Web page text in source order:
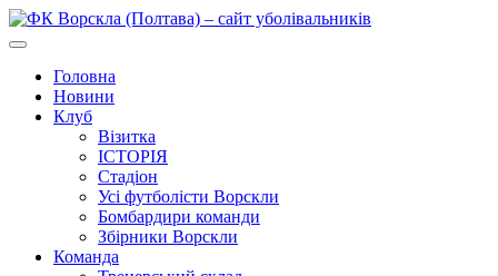
Головна
Новини
Клуб
Візитка
ІСТОРІЯ
Стадіон
Усі футболісти Ворскли
Бомбардири команди
Збірники Ворскли
Команда